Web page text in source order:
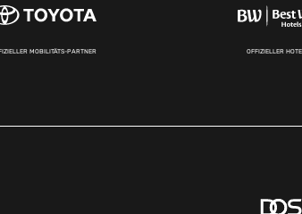
MOBILITÄTS-PARTNER OFFIZIELLER